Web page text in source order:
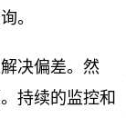
。
决偏差。然
持续的监控和